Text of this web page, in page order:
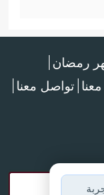
رمضان
تواصل معنا